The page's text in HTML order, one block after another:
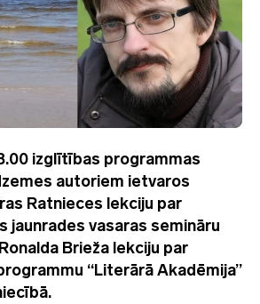
izglītības programmas
autoriem ietvaros
Ratnieces lekciju par
jaunrades vasaras semināru
Brieža lekciju par
“Literārā Akadēmija”